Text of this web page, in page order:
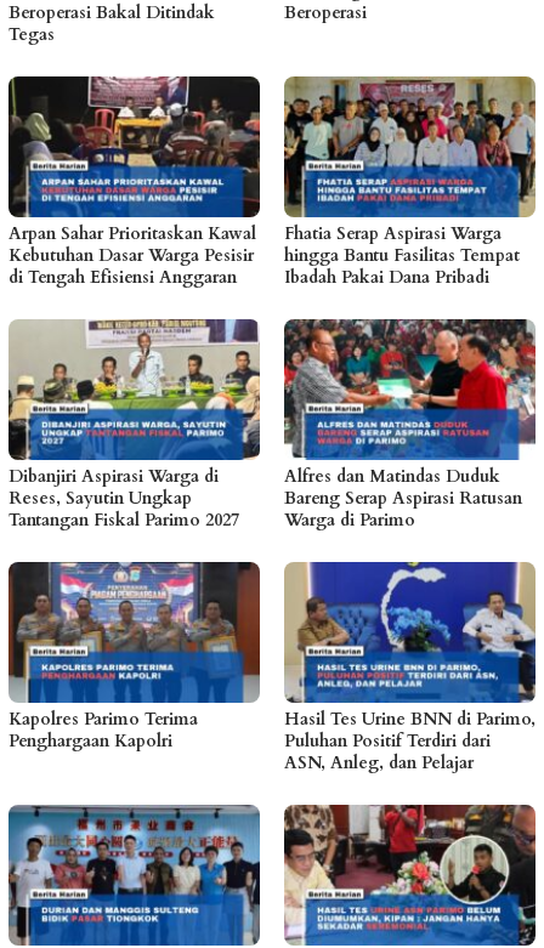
Beroperasi Bakal Ditindak
Tegas
Beroperasi
Arpan Sahar Prioritaskan Kawal
Kebutuhan Dasar Warga Pesisir
di Tengah Efisiensi Anggaran
Fhatia Serap Aspirasi Warga
hingga Bantu Fasilitas Tempat
Ibadah Pakai Dana Pribadi
Dibanjiri Aspirasi Warga di
Reses, Sayutin Ungkap
Tantangan Fiskal Parimo 2027
Alfres dan Matindas Duduk
Bareng Serap Aspirasi Ratusan
Warga di Parimo
Kapolres Parimo Terima
Penghargaan Kapolri
Hasil Tes Urine BNN di Parimo,
Puluhan Positif Terdiri dari
ASN, Anleg, dan Pelajar